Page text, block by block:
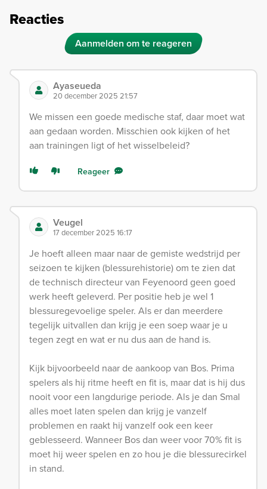
Reacties
Aanmelden om te reageren
Ayaseueda
20 december 2025 21:57
We missen een goede medische staf, daar moet wat
aan gedaan worden. Misschien ook kijken of het
aan trainingen ligt of het wisselbeleid?
Reageer
Veugel
17 december 2025 16:17
Je hoeft alleen maar naar de gemiste wedstrijd per
seizoen te kijken (blessurehistorie) om te zien dat
de technisch directeur van Feyenoord geen goed
werk heeft geleverd. Per positie heb je wel 1
blessuregevoelige speler. Als er dan meerdere
tegelijk uitvallen dan krijg je een soep waar je u
tegen zegt en wat er nu dus aan de hand is.
Kijk bijvoorbeeld naar de aankoop van Bos. Prima
spelers als hij ritme heeft en fit is, maar dat is hij dus
nooit voor een langdurige periode. Als je dan Smal
alles moet laten spelen dan krijg je vanzelf
problemen en raakt hij vanzelf ook een keer
geblesseerd. Wanneer Bos dan weer voor 70% fit is
moet hij weer spelen en zo hou je die blessurecirkel
in stand.